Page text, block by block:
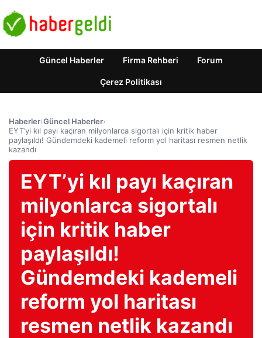
Güncel Haberler Firma Rehberi Forum
Çerez Politikası
Haberler›Güncel Haberler›
EYT’yi kıl payı kaçıran milyonlarca sigortalı için kritik haber
paylaşıldı! Gündemdeki kademeli reform yol haritası resmen netlik
kazandı
EYT’yi kıl payı kaçıran
milyonlarca sigortalı
için kritik haber
paylaşıldı!
Gündemdeki kademeli
reform yol haritası
resmen netlik kazandı